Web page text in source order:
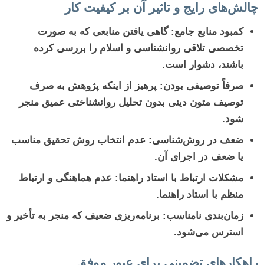
چالش‌های رایج و تاثیر آن بر کیفیت کار
کمبود منابع جامع: گاهی یافتن منابعی که به صورت
تخصصی تلاقی روانشناسی و اسلام را بررسی کرده
باشند، دشوار است.
صرفاً توصیفی بودن: پرهیز از اینکه پژوهش به صرف
توصیف متون دینی بدون تحلیل روانشناختی عمیق منجر
شود.
ضعف در روش‌شناسی: عدم انتخاب روش تحقیق مناسب
یا ضعف در اجرای آن.
مشکلات ارتباط با استاد راهنما: عدم هماهنگی و ارتباط
منظم با استاد راهنما.
زمان‌بندی نامناسب: برنامه‌ریزی ضعیف که منجر به تأخیر و
استرس می‌شود.